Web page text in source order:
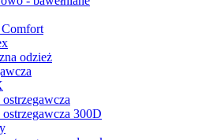
odzież
300D